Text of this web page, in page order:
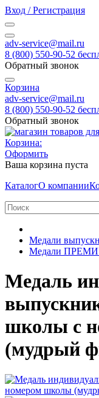
Вход / Регистрация
adv-service@mail.ru
8 (800) 550-90-52
Обратный звонок
Корзина
adv-service@mail.ru
8 (800) 550-90-52
Обратный звонок
Корзина:
Оформить
Ваша корзина пуста
КаталогО компании
Медали
Медали
Медаль
школы с
(мудрый